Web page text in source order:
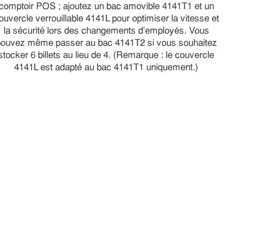
POS ; ajoutez un bac amovible 4141T1 et un
verrouillable 4141L pour optimiser la vitesse et
la sécurité lors des changements d'employés. Vous
même passer au bac 4141T2 si vous souhaitez
6 billets au lieu de 4. (Remarque : le couvercle
4141L est adapté au bac 4141T1 uniquement.)